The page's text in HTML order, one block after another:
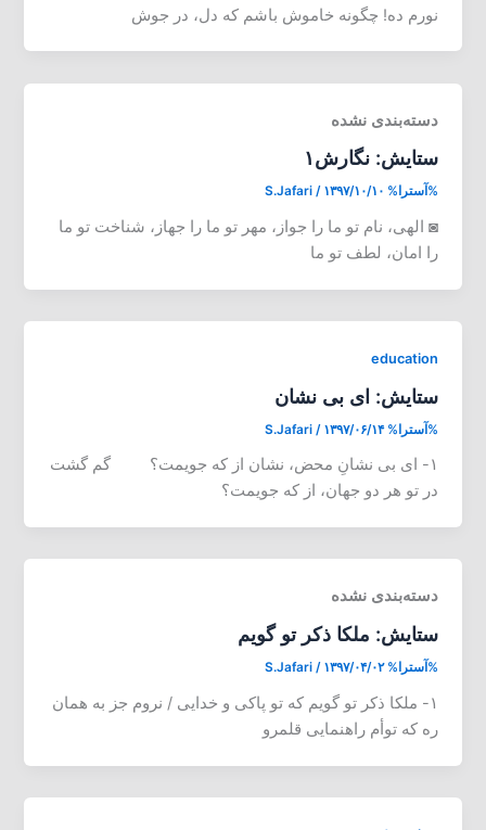
نورم ده! چگونه خاموش باشم که دل، در جوش
دسته‌بندی نشده
ستایش: نگارش۱
%آسترا% S.Jafari / ۱۳۹۷/۱۰/۱۰
◙ الهی، نام تو ما را جواز، مهر تو ما را جهاز، شناخت تو ما
را امان، لطف تو ما
education
ستایش: ای بی نشان
%آسترا% S.Jafari / ۱۳۹۷/۰۶/۱۴
۱- ای بی نشانِ محض، نشان از که جویمت؟ گم گشت
در تو هر دو جهان، از که جویمت؟
دسته‌بندی نشده
ستایش: ملکا ذکر تو گویم
%آسترا% S.Jafari / ۱۳۹۷/۰۴/۰۲
۱- ملکا ذکر تو گویم که تو پاکی و خدایی / نروم جز به همان
ره که توأم راه­نمایی قلمرو